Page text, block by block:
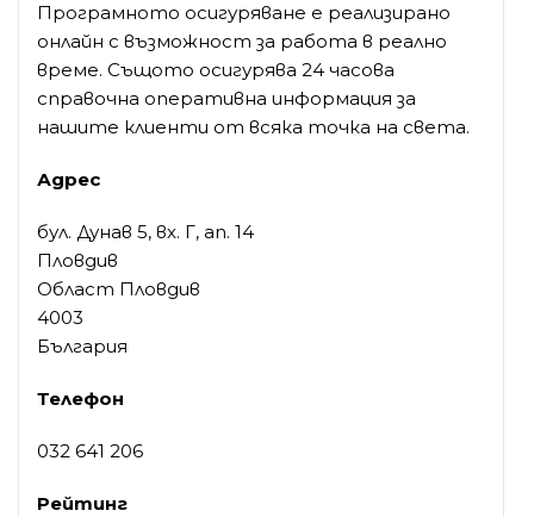
Програмното осигуряване е реализирано
онлайн с възможност за работа в реално
време. Същото осигурява 24 часова
справочна оперативна информация за
нашите клиенти от всяка точка на света.
Адрес
бул. Дунав 5, вх. Г, ап. 14
Пловдив
Област Пловдив
4003
България
Телефон
032 641 206
Рейтинг